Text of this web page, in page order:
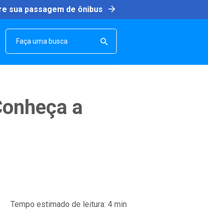
sua passagem de ônibus arrow_forward

a
Tempo estimado de leitura: 4 min